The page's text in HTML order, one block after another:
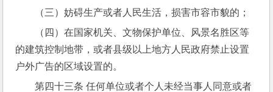
（三）妨碍生产或者人民生活，损害市容市貌的；
（四）在国家机关、文物保护单位、风景名胜区等
的建筑控制地带，或者县级以上地方人民政府禁止设置
户外广告的区域设置的。
第四十三条 任何单位或者个人未经当事人同意或者